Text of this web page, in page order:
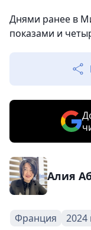
Днями ранее в
показами и
Алия
Франция 2024